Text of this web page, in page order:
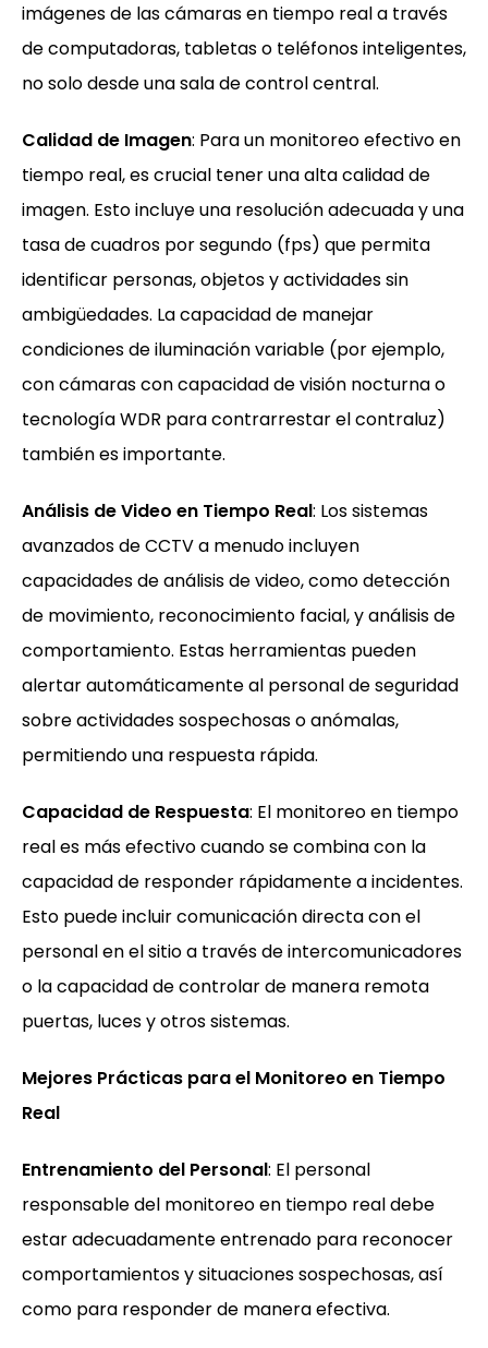
imágenes de las cámaras en tiempo real a través
de computadoras, tabletas o teléfonos inteligentes,
no solo desde una sala de control central.
Calidad de Imagen: Para un monitoreo efectivo en
tiempo real, es crucial tener una alta calidad de
imagen. Esto incluye una resolución adecuada y una
tasa de cuadros por segundo (fps) que permita
identificar personas, objetos y actividades sin
ambigüedades. La capacidad de manejar
condiciones de iluminación variable (por ejemplo,
con cámaras con capacidad de visión nocturna o
tecnología WDR para contrarrestar el contraluz)
también es importante.
Análisis de Video en Tiempo Real: Los sistemas
avanzados de CCTV a menudo incluyen
capacidades de análisis de video, como detección
de movimiento, reconocimiento facial, y análisis de
comportamiento. Estas herramientas pueden
alertar automáticamente al personal de seguridad
sobre actividades sospechosas o anómalas,
permitiendo una respuesta rápida.
Capacidad de Respuesta: El monitoreo en tiempo
real es más efectivo cuando se combina con la
capacidad de responder rápidamente a incidentes.
Esto puede incluir comunicación directa con el
personal en el sitio a través de intercomunicadores
o la capacidad de controlar de manera remota
puertas, luces y otros sistemas.
Mejores Prácticas para el Monitoreo en Tiempo
Real
Entrenamiento del Personal: El personal
responsable del monitoreo en tiempo real debe
estar adecuadamente entrenado para reconocer
comportamientos y situaciones sospechosas, así
como para responder de manera efectiva.